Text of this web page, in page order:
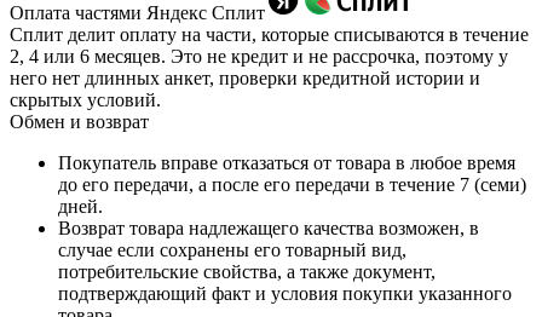
Оплата частями Яндекс Сплит
Сплит делит оплату на части, которые списываются в течение
2, 4 или 6 месяцев. Это не кредит и не рассрочка, поэтому у
него нет длинных анкет, проверки кредитной истории и
скрытых условий.
Обмен и возврат
Покупатель вправе отказаться от товара в любое время
до его передачи, а после его передачи в течение 7 (семи)
дней.
Возврат товара надлежащего качества возможен, в
случае если сохранены его товарный вид,
потребительские свойства, а также документ,
подтверждающий факт и условия покупки указанного